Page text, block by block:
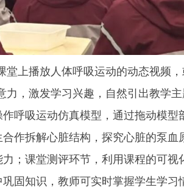
上播放人体呼吸运动的动态视频，
力，激发学习兴趣，自然引出教学
呼吸运动仿真模型，通过拖动模型
作拆解心脏结构，探究心脏的泵血
；课堂测评环节，利用课程的可视
固知识，教师可实时掌握学生学习